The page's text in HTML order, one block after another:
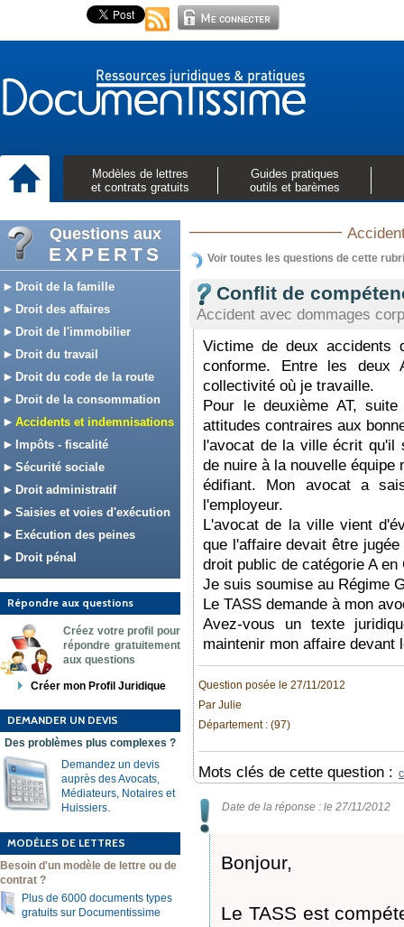
Modèles de lettres
et contrats gratuits
Guides pratiques
outils et barèmes
Questions aux
EXPERTS
Droit de la famille
Droit des affaires
Droit de l'immobilier
Droit du travail
Droit du code de la route
Droit de la consommation
Accidents et indemnisations
Impôts - fiscalité
Sécurité sociale
Droit administratif
Saisies et voies d'exécution
Exécution des peines
Droit pénal
Répondre aux questions
Créez votre profil pour
répondre gratuitement
aux questions
Créer mon Profil Juridique
DEMANDER UN DEVIS
Des problèmes plus complexes ?
Demandez un devis
auprès des Avocats,
Médiateurs, Notaires et
Huissiers.
MODÈLES DE LETTRES
Besoin d'un modèle de lettre ou de
contrat ?
Plus de 6000 documents types
gratuits sur Documentissime
Voir toutes les questions de cette
Conflit de
Accident avec dommages
Victime de deux accidents
conforme. Entre les
collectivité où je travaille.
Pour le deuxième AT,
attitudes contraires aux
l'avocat de la ville écrit qu'il
de nuire à la nouvelle équipe
édifiant. Mon avocat a
l'employeur.
L'avocat de la ville vient
que l'affaire devait être
droit public de catégorie A
Je suis soumise au Régime
Le TASS demande à mon
Avez-vous un texte
maintenir mon affaire devant
Question posée le 27/11/2012
Par Julie
Département : (97)
Mots clés de cette question :
Date de la réponse : le 27/11/2012
Bonjour,
Le TASS est